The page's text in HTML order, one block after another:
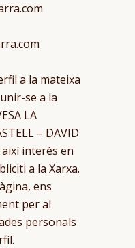
a la mateixa
se a la
LA
– DAVID
així interès en
a la Xarxa.
ens
per al
personals